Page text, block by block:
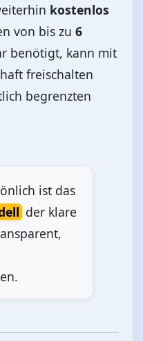
kostenlos
von bis zu 6
benötigt, kann mit
freischalten
begrenzten
ist das
der klare